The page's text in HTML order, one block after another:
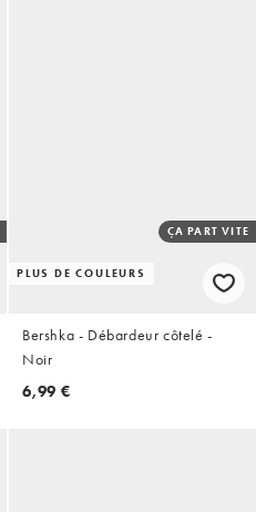
PLUS DE COULEURS
ÇA PART VITE
Bershka - Débardeur côtelé -
Noir
6,99 €